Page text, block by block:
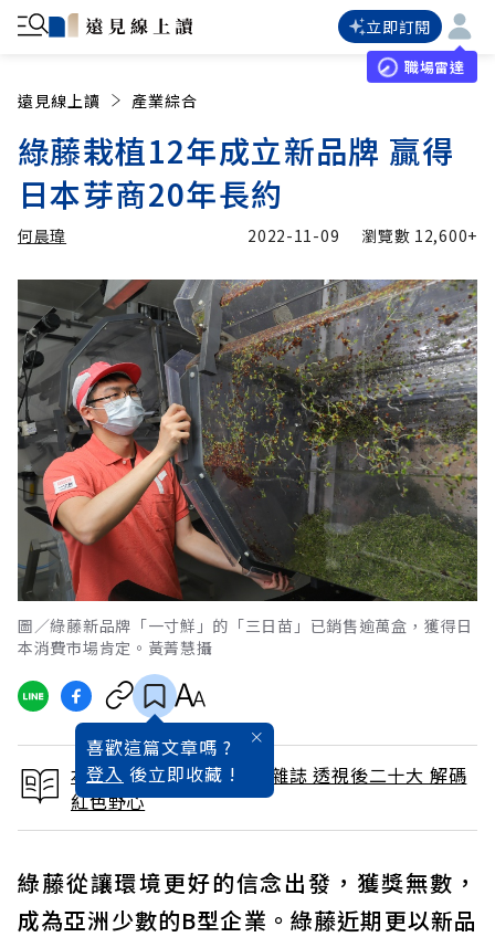
立即訂閱
職場雷達
遠見線上讀 產業綜合
綠藤栽植12年成立新品牌 贏得
日本芽商20年長約
何晨瑋
何晨瑋 加入追蹤
2022-11-09 瀏覽數 12,600+
圖／綠藤新品牌「一寸鮮」的「三日苗」已銷售逾萬盒，獲得日
本消費市場肯定。黃菁慧攝
喜歡這篇文章嗎 ?
登入 後立即收藏 !
本文出自 2022 / 11月號雜誌 透視後二十大 解碼
紅色野心
綠藤從讓環境更好的信念出發，獲獎無數，
成為亞洲少數的B型企業。綠藤近期更以新品